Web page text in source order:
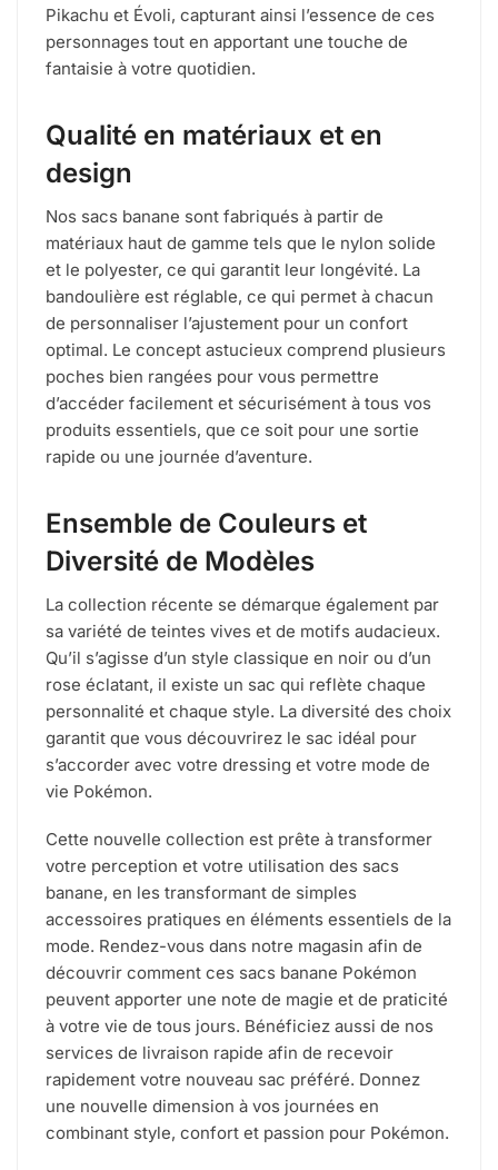
Pikachu et Évoli, capturant ainsi l’essence de ces
personnages tout en apportant une touche de
fantaisie à votre quotidien.
Qualité en matériaux et en
design
Nos sacs banane sont fabriqués à partir de
matériaux haut de gamme tels que le nylon solide
et le polyester, ce qui garantit leur longévité. La
bandoulière est réglable, ce qui permet à chacun
de personnaliser l’ajustement pour un confort
optimal. Le concept astucieux comprend plusieurs
poches bien rangées pour vous permettre
d’accéder facilement et sécurisément à tous vos
produits essentiels, que ce soit pour une sortie
rapide ou une journée d’aventure.
Ensemble de Couleurs et
Diversité de Modèles
La collection récente se démarque également par
sa variété de teintes vives et de motifs audacieux.
Qu’il s’agisse d’un style classique en noir ou d’un
rose éclatant, il existe un sac qui reflète chaque
personnalité et chaque style. La diversité des choix
garantit que vous découvrirez le sac idéal pour
s’accorder avec votre dressing et votre mode de
vie Pokémon.
Cette nouvelle collection est prête à transformer
votre perception et votre utilisation des sacs
banane, en les transformant de simples
accessoires pratiques en éléments essentiels de la
mode. Rendez-vous dans notre magasin afin de
découvrir comment ces sacs banane Pokémon
peuvent apporter une note de magie et de praticité
à votre vie de tous jours. Bénéficiez aussi de nos
services de livraison rapide afin de recevoir
rapidement votre nouveau sac préféré. Donnez
une nouvelle dimension à vos journées en
combinant style, confort et passion pour Pokémon.